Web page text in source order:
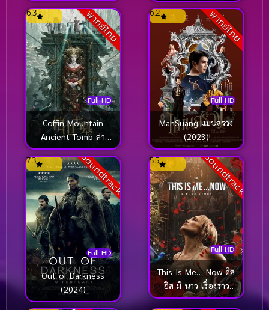
(2024)
พากย์ไทย
Full HD
6.3
Coffin Mountain
Ancient Tomb ล่า
ขุมทรัพย์ สุสานโบราณ
(2022)
พากย์ไทย
Full HD
6.2
ManSuang แมนสรวง
(2023)
Soundtrack
Full HD
7.3
Out of Darkness
(2024)
Soundtrack
Full HD
5.5
This Is Me… Now ดิส
อิส มี นาว เรื่องราว
ความรัก (2024)